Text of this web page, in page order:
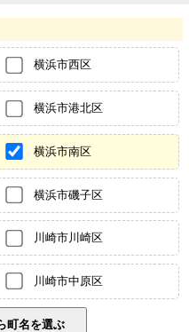
横浜市西区
横浜市港北区
横浜市南区
横浜市磯子区
川崎市川崎区
川崎市中原区